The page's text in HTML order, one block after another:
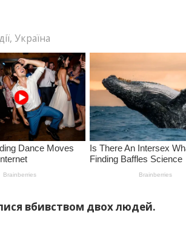
,Україна
вбивством двох людей.